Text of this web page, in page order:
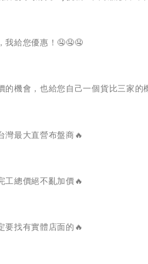
我給您優惠！🤤🤤🤤
的機會，也給您自己一個貨比三家的
灣最大直營布盤商🔥
工總價絕不亂加價🔥
要找有實體店面的🔥